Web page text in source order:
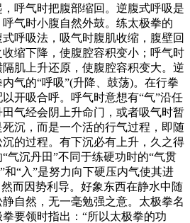
呼气时把腹部缩回。逆腹式呼吸是
气时小腹自然外鼓。练太极拳的
呼吸法，吸气时腹肌收缩，腹壁回
缩下降，使腹腔容积变小；呼气时
肌上升还原，使腹腔容积变大。逆
气的“呼吸”(升降、鼓荡)。在行拳
开吸合呼。呼气时意想有“气”沿任
气经会阴上升命门，或者吸气时暂
沉，而是一个活的行气过程，即随
的过程。有下沉必有上升，久之得
气沉丹田”不同于练硬功时的“气贯
和“入”是努力向下硬压内气使其进
而因势利导。好象东西在静水中随
自然，无一毫勉强之意。太极拳名
要领时指出：“所以太极拳的功